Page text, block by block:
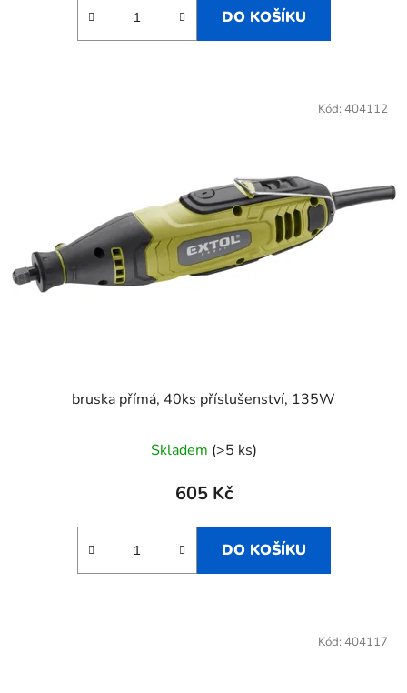
DO KOŠÍKU
bruska přímá, 40ks příslušenství, 135W
Skladem (>5 ks)
605 Kč
DO KOŠÍKU
Kód: 404112
Kód: 404117